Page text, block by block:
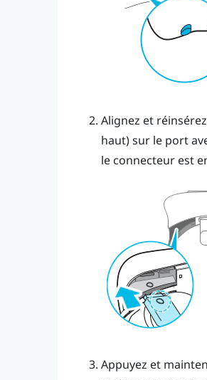
Alignez et
haut) sur le port
le connecteur est
Appuyez et